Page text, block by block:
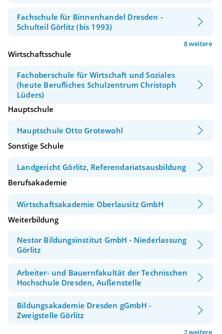
Fachschule für Binnenhandel Dresden -
Schulteil Görlitz (bis 1993)
8 weitere
Wirtschaftsschule
Fachoberschule für Wirtschaft und Soziales
(heute Berufliches Schulzentrum Christoph
Lüders)
Hauptschule
Hauptschule Otto Grotewohl
Sonstige Schule
Landgericht Görlitz, Referendariatsausbildung
Berufsakademie
Wirtschaftsakademie Oberlausitz GmbH
Weiterbildung
Nestor Bildungsinstitut GmbH - Niederlassung
Görlitz
Arbeiter- und Bauernfakultät der Technischen
Hochschule Dresden, Außenstelle
Bildungsakademie Dresden gGmbH -
Zweigstelle Görlitz
2 weitere